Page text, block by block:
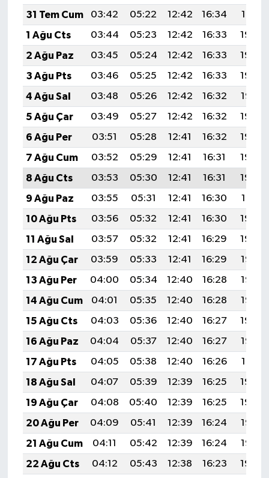
31 Tem Cum
03:42 05:22 12:42 16:34
19:51
1 Ağu Cts
03:44 05:23 12:42 16:33
19:50
2 Ağu Paz
03:45 05:24 12:42 16:33
19:49
3 Ağu Pts
03:46 05:25 12:42 16:33
19:48
4 Ağu Sal
03:48 05:26 12:42 16:32
19:47
5 Ağu Çar
03:49 05:27 12:42 16:32
19:46
6 Ağu Per
03:51 05:28 12:41 16:32
19:45
7 Ağu Cum
03:52 05:29 12:41 16:31
19:44
8 Ağu Cts
03:53 05:30 12:41 16:31
19:43
9 Ağu Paz
03:55 05:31 12:41 16:30
19:41
10 Ağu Pts
03:56 05:32 12:41 16:30
19:40
11 Ağu Sal
03:57 05:32 12:41 16:29
19:39
12 Ağu Çar
03:59 05:33 12:41 16:29
19:38
13 Ağu Per
04:00 05:34 12:40 16:28
19:37
14 Ağu Cum
04:01 05:35 12:40 16:28
19:35
15 Ağu Cts
04:03 05:36 12:40 16:27
19:34
16 Ağu Paz
04:04 05:37 12:40 16:27
19:33
17 Ağu Pts
04:05 05:38 12:40 16:26
19:31
18 Ağu Sal
04:07 05:39 12:39 16:25
19:30
19 Ağu Çar
04:08 05:40 12:39 16:25
19:29
20 Ağu Per
04:09 05:41 12:39 16:24
19:27
21 Ağu Cum
04:11 05:42 12:39 16:24
19:26
22 Ağu Cts
04:12 05:43 12:38 16:23
19:24